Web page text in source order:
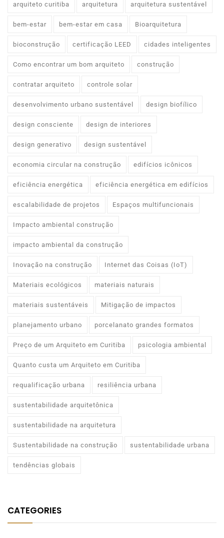
arquiteto curitiba arquitetura arquitetura sustentável
bem-estar bem-estar em casa Bioarquitetura
bioconstrução certificação LEED cidades inteligentes
Como encontrar um bom arquiteto construção
contratar arquiteto controle solar
desenvolvimento urbano sustentável design biofílico
design consciente design de interiores
design generativo design sustentável
economia circular na construção edifícios icônicos
eficiência energética eficiência energética em edifícios
escalabilidade de projetos Espaços multifuncionais
Impacto ambiental construção
impacto ambiental da construção
Inovação na construção Internet das Coisas (IoT)
Materiais ecológicos materiais naturais
materiais sustentáveis Mitigação de impactos
planejamento urbano porcelanato grandes formatos
Preço de um Arquiteto em Curitiba psicologia ambiental
Quanto custa um Arquiteto em Curitiba
requalificação urbana resiliência urbana
sustentabilidade arquitetônica
sustentabilidade na arquitetura
Sustentabilidade na construção sustentabilidade urbana
tendências globais
CATEGORIES